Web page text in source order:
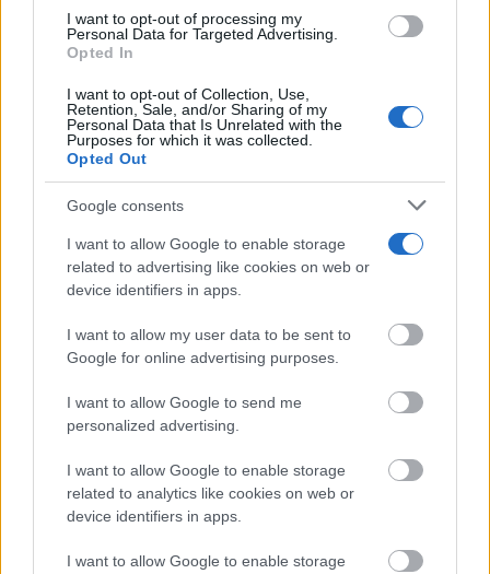
use your data for below specified purposes in below Google
consent section.
I want to opt-out of processing my
Personal Data for Targeted Advertising.
Opted In
I want to opt-out of Collection, Use,
Retention, Sale, and/or Sharing of my
Personal Data that Is Unrelated with the
Purposes for which it was collected.
Opted Out
Google consents
I want to allow Google to enable storage
related to advertising like cookies on web or
device identifiers in apps.
I want to allow my user data to be sent to
Google for online advertising purposes.
I want to allow Google to send me
personalized advertising.
I want to allow Google to enable storage
related to analytics like cookies on web or
device identifiers in apps.
I want to allow Google to enable storage
La inauguración ha contado también con la presencia
de Blanca Fernández, delegada de la Junta en Ciudad
Real, Daniel Pérez, CEO y cofundador de Zunder; el
alcalde de Daimiel, Leopoldo Sierra; y el delegado
provincial de Desarrollo Sostenible, Casto Sánchez.
TE RECOMENDAMOS